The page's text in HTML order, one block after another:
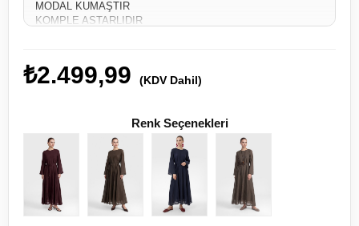
MODAL KUMAŞTIR
KOMPLE ASTARLIDIR
2 BEDEN 40/42 İÇİNDİR
₺2.499,99 (KDV Dahil)
Renk Seçenekleri